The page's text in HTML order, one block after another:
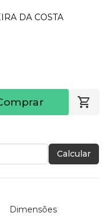
DA COSTA
Calcular
Dimensões